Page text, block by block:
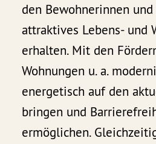
den Bewohnerinnen
attraktives Lebens- und
erhalten. Mit den
Wohnungen u. a.
energetisch auf den
bringen und
ermöglichen.